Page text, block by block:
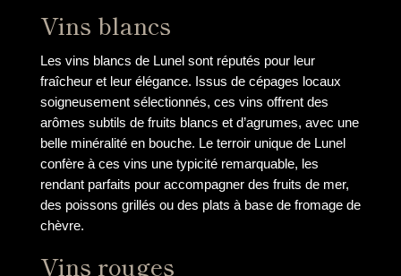
Vins blancs
Les vins blancs de Lunel sont réputés pour leur
fraîcheur et leur élégance. Issus de cépages locaux
soigneusement sélectionnés, ces vins offrent des
arômes subtils de fruits blancs et d’agrumes, avec une
belle minéralité en bouche. Le terroir unique de Lunel
confère à ces vins une typicité remarquable, les
rendant parfaits pour accompagner des fruits de mer,
des poissons grillés ou des plats à base de fromage de
chèvre.
Vins rouges